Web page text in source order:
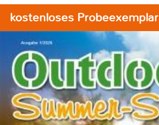
kostenloses Probeexemplar